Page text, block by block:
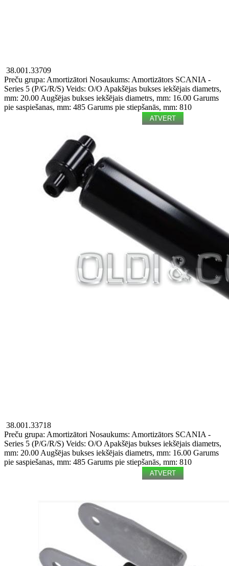
38.001.33709
Preču grupa: Amortizātori Nosaukums: Amortizātors SCANIA -
Series 5 (P/G/R/S) Veids: O/O Apakšējas bukses iekšējais diametrs,
mm: 20.00 Augšējas bukses iekšējais diametrs, mm: 16.00 Garums
pie saspiešanas, mm: 485 Garums pie stiepšanās, mm: 810
ATVERT
38.001.33718
Preču grupa: Amortizātori Nosaukums: Amortizātors SCANIA -
Series 5 (P/G/R/S) Veids: O/O Apakšējas bukses iekšējais diametrs,
mm: 20.00 Augšējas bukses iekšējais diametrs, mm: 16.00 Garums
pie saspiešanas, mm: 485 Garums pie stiepšanās, mm: 810
ATVERT